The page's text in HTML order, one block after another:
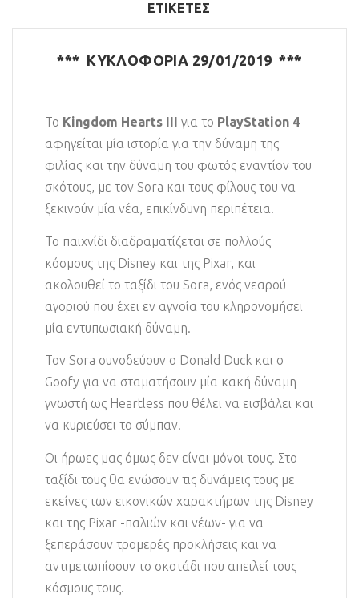
ΕΤΙΚΈΤΕΣ
*** ΚΥΚΛΟΦΟΡΙΑ 29/01/2019 ***
Το Kingdom Hearts III για το PlayStation 4
αφηγείται μία ιστορία για την δύναμη της
φιλίας και την δύναμη του φωτός εναντίον του
σκότους, με τον Sora και τους φίλους του να
ξεκινούν μία νέα, επικίνδυνη περιπέτεια.
Το παιχνίδι διαδραματίζεται σε πολλούς
κόσμους της Disney και της Pixar, και
ακολουθεί το ταξίδι του Sora, ενός νεαρού
αγοριού που έχει εν αγνοία του κληρονομήσει
μία εντυπωσιακή δύναμη.
Τον Sora συνοδεύουν ο Donald Duck και ο
Goofy για να σταματήσουν μία κακή δύναμη
γνωστή ως Heartless που θέλει να εισβάλει και
να κυριεύσει το σύμπαν.
Οι ήρωες μας όμως δεν είναι μόνοι τους. Στο
ταξίδι τους θα ενώσουν τις δυνάμεις τους με
εκείνες των εικονικών χαρακτήρων της Disney
και της Pixar -παλιών και νέων- για να
ξεπεράσουν τρομερές προκλήσεις και να
αντιμετωπίσουν το σκοτάδι που απειλεί τους
κόσμους τους.